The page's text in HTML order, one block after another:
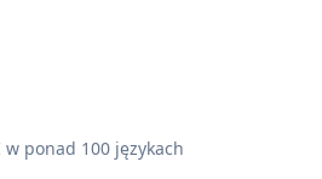
w ponad 100 językach